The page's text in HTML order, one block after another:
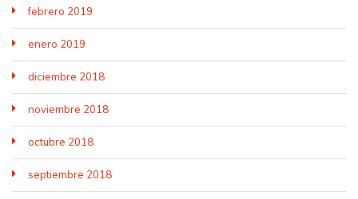
febrero 2019
enero 2019
diciembre 2018
noviembre 2018
octubre 2018
septiembre 2018